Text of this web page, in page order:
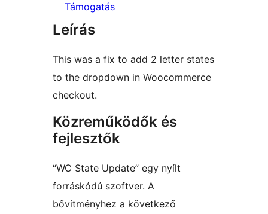
Támogatás
Leírás
This was a fix to add 2 letter states
to the dropdown in Woocommerce
checkout.
Közreműködők és
fejlesztők
“WC State Update” egy nyílt
forráskódú szoftver. A
bővítményhez a következő